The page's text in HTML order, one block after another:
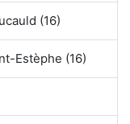
(16)
Estèphe (16)